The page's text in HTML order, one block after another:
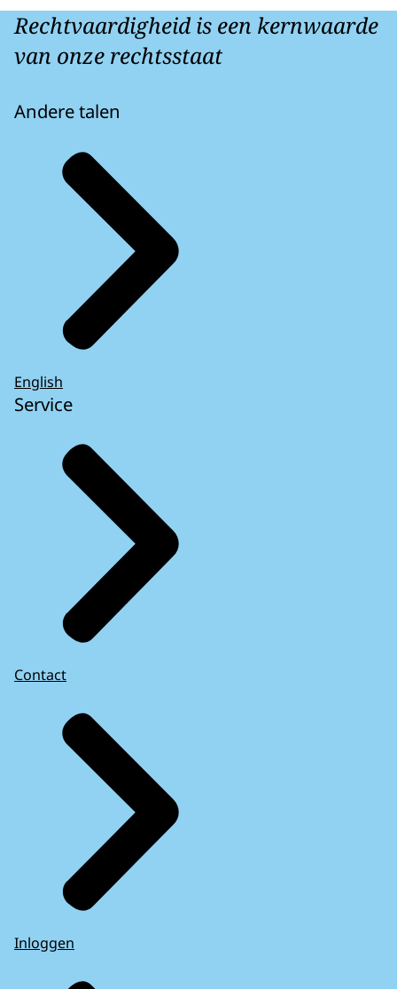
Rechtvaardigheid is een kernwaarde
van onze rechtsstaat
Andere talen
English
Service
Contact
Inloggen